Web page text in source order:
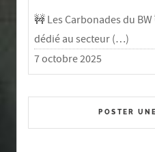
🚧 Les Carbonades du
dédié au secteur (…)
7 octobre 2025
POSTER